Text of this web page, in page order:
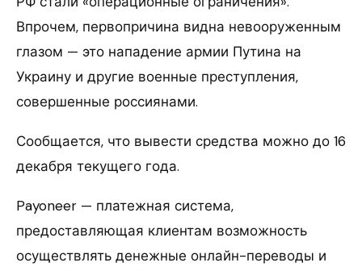
Впрочем, первопричина видна невооруженным
глазом — это нападение армии Путина на
Украину и другие военные преступления,
совершенные россиянами.
Сообщается, что вывести средства можно до 16
декабря текущего года.
Payoneer — платежная система,
предоставляющая клиентам возможность
осуществлять денежные онлайн-переводы и